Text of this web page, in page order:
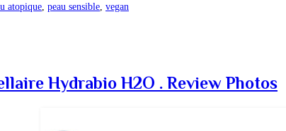
atopique, peau sensible, vegan
Hydrabio H2O . Review Photos